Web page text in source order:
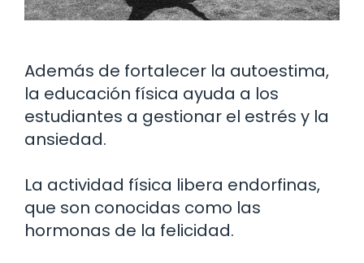
Además de fortalecer la autoestima,
la educación física ayuda a los
estudiantes a gestionar el estrés y la
ansiedad.
La actividad física libera endorfinas,
que son conocidas como las
hormonas de la felicidad.